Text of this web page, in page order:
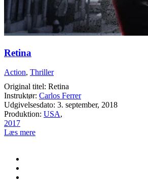
Retina
Action, Thriller
Original titel: Retina
Instruktør: Carlos Ferrer
Udgivelsesdato: 3. september, 2018
Produktion: USA,
2017
Læs mere